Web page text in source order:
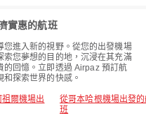
實惠的航班
您進入新的視野。從您的出發機場
您夢想的目的地，沉浸在其充滿
回憶。立即透過 Airpaz 預訂航
探索世界的快感。
爾機場出
從哥本哈根機場出發
班